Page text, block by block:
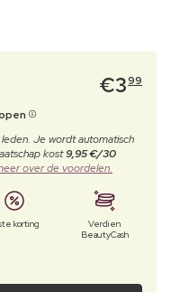
€399
Je wordt automatisch
kost9,95 €/30
over de voordelen.
korting
Verdien
BeautyCash